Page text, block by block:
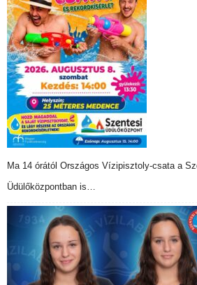
Ma 14 órától Országos Vízipisztoly-csata a
Üdülőközpontban is…